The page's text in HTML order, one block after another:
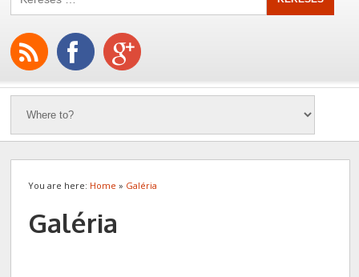
You are here: Home » Galéria
Galéria